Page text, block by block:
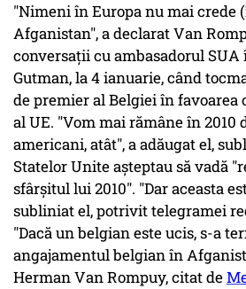
"Nimeni în Europa nu mai crede
Afganistan", a declarat Van
conversaţii cu ambasadorul
Gutman, la 4 ianuarie, când
de premier al Belgiei în favoarea
al UE. "Vom mai rămâne în 2010
americani, atât", a adăugat el,
Statelor Unite aşteptau să vadă
sfârşitul lui 2010". "Dar aceasta
subliniat el, potrivit telegramei
"Dacă un belgian este ucis, s-a
angajamentul belgian în
Herman Van Rompuy, citat de